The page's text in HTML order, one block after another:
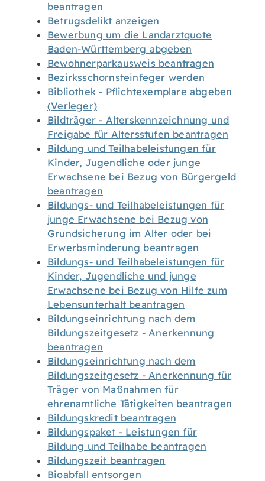
beantragen
Betrugsdelikt anzeigen
Bewerbung um die Landarztquote
Baden-Württemberg abgeben
Bewohnerparkausweis beantragen
Bezirksschornsteinfeger werden
Bibliothek - Pflichtexemplare abgeben
(Verleger)
Bildträger - Alterskennzeichnung und
Freigabe für Altersstufen beantragen
Bildung und Teilhabeleistungen für
Kinder, Jugendliche oder junge
Erwachsene bei Bezug von Bürgergeld
beantragen
Bildungs- und Teilhabeleistungen für
junge Erwachsene bei Bezug von
Grundsicherung im Alter oder bei
Erwerbsminderung beantragen
Bildungs- und Teilhabeleistungen für
Kinder, Jugendliche und junge
Erwachsene bei Bezug von Hilfe zum
Lebensunterhalt beantragen
Bildungseinrichtung nach dem
Bildungszeitgesetz - Anerkennung
beantragen
Bildungseinrichtung nach dem
Bildungszeitgesetz - Anerkennung für
Träger von Maßnahmen für
ehrenamtliche Tätigkeiten beantragen
Bildungskredit beantragen
Bildungspaket - Leistungen für
Bildung und Teilhabe beantragen
Bildungszeit beantragen
Bioabfall entsorgen